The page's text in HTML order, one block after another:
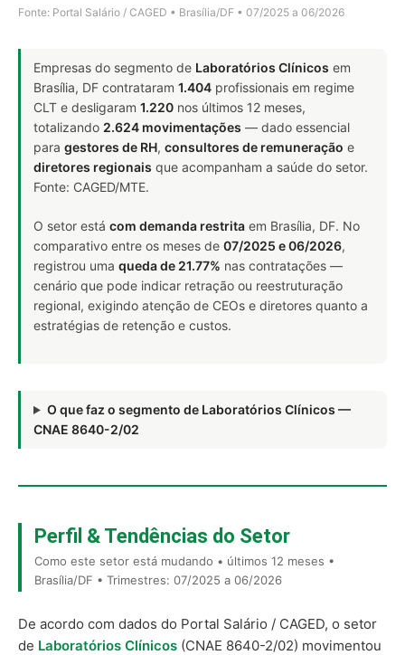
Fonte: Portal Salário / CAGED • Brasília/DF • 07/2025 a 06/2026
Empresas do segmento de Laboratórios Clínicos em
Brasília, DF contrataram 1.404 profissionais em regime
CLT e desligaram 1.220 nos últimos 12 meses,
totalizando 2.624 movimentações — dado essencial
para gestores de RH, consultores de remuneração e
diretores regionais que acompanham a saúde do setor.
Fonte: CAGED/MTE.
O setor está com demanda restrita em Brasília, DF. No
comparativo entre os meses de 07/2025 e 06/2026,
registrou uma queda de 21.77% nas contratações —
cenário que pode indicar retração ou reestruturação
regional, exigindo atenção de CEOs e diretores quanto a
estratégias de retenção e custos.
O que faz o segmento de Laboratórios Clínicos —
CNAE 8640-2/02
Perfil & Tendências do Setor
Como este setor está mudando • últimos 12 meses •
Brasília/DF • Trimestres: 07/2025 a 06/2026
De acordo com dados do Portal Salário / CAGED, o setor
de Laboratórios Clínicos (CNAE 8640-2/02) movimentou